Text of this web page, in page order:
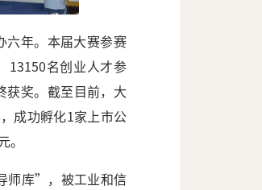
六年。本届大赛参赛
13150名创业人才参
奖。截至目前，大
成功孵化1家上市公
师库”，被工业和信